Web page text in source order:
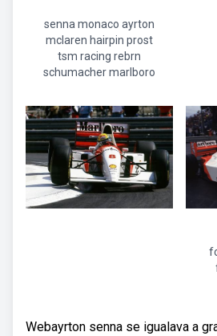
senna monaco ayrton
mclaren hairpin prost
tsm racing rebrn
schumacher marlboro
Webayrton senna se igualava a